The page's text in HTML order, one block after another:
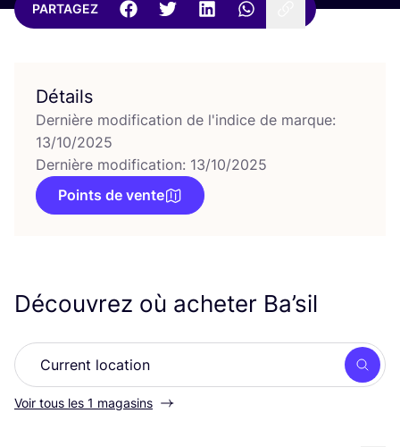
PARTAGEZ
Détails
Dernière modification de l'indice de marque:
13/10/2025
Dernière modification: 13/10/2025
Points de vente
Découvrez où acheter Ba’sil
Voir tous les 1 magasins